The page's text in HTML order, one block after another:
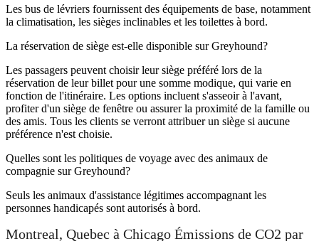
Les bus de lévriers fournissent des équipements de base, notamment
la climatisation, les sièges inclinables et les toilettes à bord.
La réservation de siège est-elle disponible sur Greyhound?
Les passagers peuvent choisir leur siège préféré lors de la
réservation de leur billet pour une somme modique, qui varie en
fonction de l'itinéraire. Les options incluent s'asseoir à l'avant,
profiter d'un siège de fenêtre ou assurer la proximité de la famille ou
des amis. Tous les clients se verront attribuer un siège si aucune
préférence n'est choisie.
Quelles sont les politiques de voyage avec des animaux de
compagnie sur Greyhound?
Seuls les animaux d'assistance légitimes accompagnant les
personnes handicapés sont autorisés à bord.
Montreal, Quebec à Chicago Émissions de CO2 par